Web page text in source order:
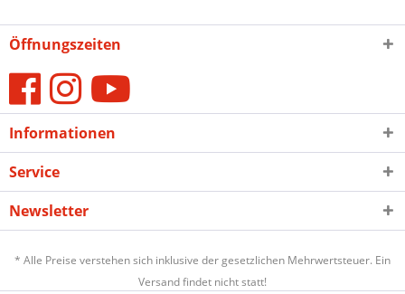
Öffnungszeiten
Informationen
Service
Newsletter
* Alle Preise verstehen sich inklusive der gesetzlichen Mehrwertsteuer. Ein
Versand findet nicht statt!